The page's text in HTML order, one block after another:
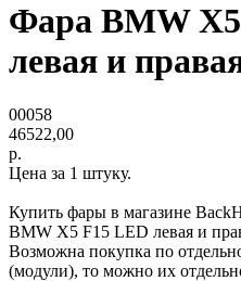
Фара BMW
левая и
00058
46522,00
р.
Цена за 1 штуку.
Купить фары в магазине
BMW X5 F15 LED левая и
Возможна покупка по
(модули), то можно их